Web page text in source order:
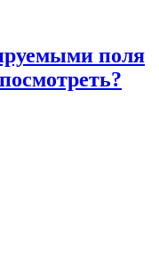
поля